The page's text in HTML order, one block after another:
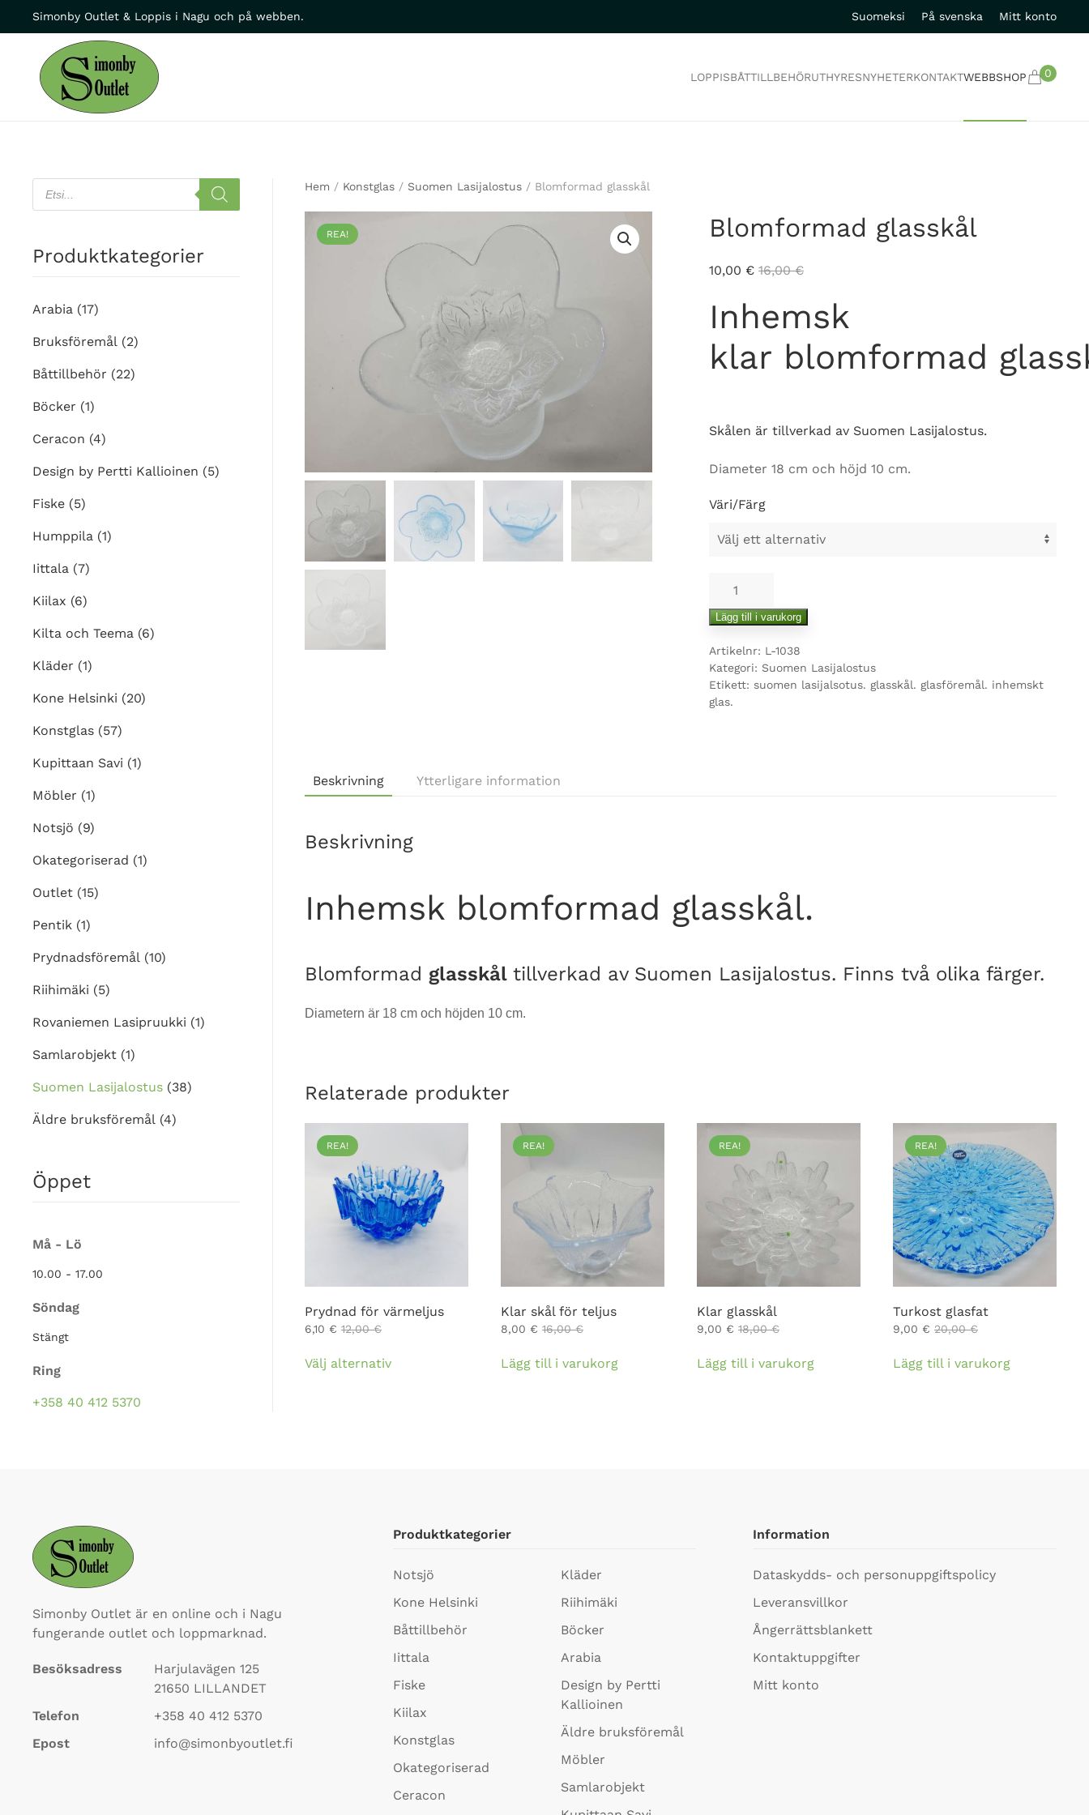
Skip to main content
Simonby Outlet & Loppis i Nagu och på webben. Suomeksi På svenska Mitt konto
LOPPISBÅTTILLBEHÖRUTHYRESNYHETERKONTAKTWEBBSHOP 0
Hem / Konstglas / Suomen Lasijalostus / Blomformad glasskål
REA! Blomformad glasskål
10,00 € 16,00€
Inhemsk
klar blomformad
Skålen är tillverkad av Suomen Lasijalostus.
Diameter 18 cm och höjd 10 cm.
Väri/Färg
mängd
Lägg till i varukorg
Artikelnr: L-1038
Kategori: Suomen Lasijalostus
Etikett: suomen lasijalsotus. glasskål. glasföremål. inhemskt
glas.
Beskrivning Ytterligare information
Beskrivning
Inhemsk blomformad glasskål.
Blomformad glasskål tillverkad av Suomen Lasijalostus. Finns två olika färger.
Diametern är 18 cm och höjden 10 cm.
Relaterade produkter
REA!
Prydnad för värmeljus
6,10 € 12,00€
Välj alternativhär
väljas
produktsidan
REA!
Klar skål för teljus
8,00 € 16,00€
Lägg till i varukorg
REA!
Klar glasskål
9,00 € 18,00€
Lägg till i varukorg
REA!
Turkost glasfat
9,00 € 20,00€
Lägg till i varukorg
Products
search
Produktkategorier
Arabia (17)
Bruksföremål (2)
Båttillbehör (22)
Böcker (1)
Ceracon (4)
Design by Pertti Kallioinen (5)
Fiske (5)
Humppila (1)
Iittala (7)
Kiilax (6)
Kilta och Teema (6)
Kläder (1)
Kone Helsinki (20)
Konstglas (57)
Kupittaan Savi (1)
Möbler (1)
Notsjö (9)
Okategoriserad (1)
Outlet (15)
Pentik (1)
Prydnadsföremål (10)
Riihimäki (5)
Rovaniemen Lasipruukki (1)
Samlarobjekt (1)
Suomen Lasijalostus (38)
Äldre bruksföremål (4)
Öppet
Må - Lö
10.00 - 17.00
Söndag
Stängt
Ring
+358 40 412 5370
Simonby Outlet är en online och i Nagu
fungerande outlet och loppmarknad.
Besöksadress
Harjulavägen 125
21650 LILLANDET
Telefon
+358 40 412 5370
Epost
info@simonbyoutlet.fi
Produktkategorier
Notsjö
Kone Helsinki
Båttillbehör
Iittala
Fiske
Kiilax
Konstglas
Okategoriserad
Ceracon
Kläder
Riihimäki
Böcker
Arabia
Design by Pertti
Kallioinen
Äldre bruksföremål
Möbler
Samlarobjekt
Information
Dataskydds- och personuppgiftspolicy
Leveransvillkor
Ångerrättsblankett
Kontaktuppgifter
Mitt konto